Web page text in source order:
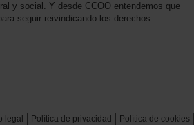
y social. Y desde CCOO entendemos que
seguir reivindicando los derechos
legal Política de privacidad Política de cookies